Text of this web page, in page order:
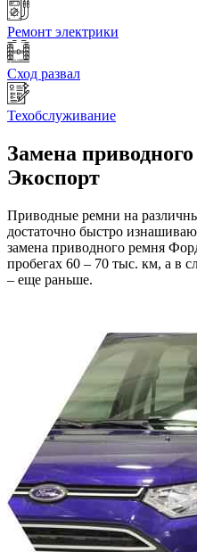
Ремонт электрики
Сход развал
Техобслуживание
Замена
Экоспорт
Приводные ремни на
достаточно быстро
замена приводного ремня
пробегах 60 – 70 тыс. км, а в
– еще раньше.